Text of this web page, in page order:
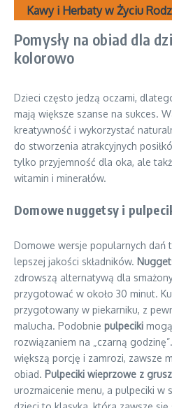
Kawy i Herbaty w Życiu
Pomysły na obiad dla
kolorowo
Dzieci często jedzą oczami,
mają większe szanse na sukces.
kreatywność i wykorzystać
do stworzenia atrakcyjnych
tylko przyjemność dla oka, ale
witamin i minerałów.
Domowe nuggetsy i
Domowe wersje popularnych dań
lepszej jakości składników.
zdrowszą alternatywą dla
przygotować w około 30 minut.
przygotowany w piekarniku, z
malucha. Podobnie pulpeciki
rozwiązaniem na „czarną
większą porcję i zamrozi, zawsze
obiad. Pulpeciki wieprzowe z
urozmaicenie menu, a pulpeciki w